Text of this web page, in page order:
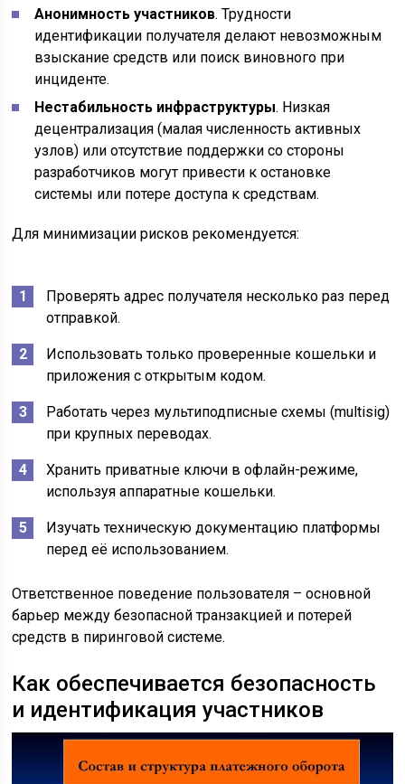
Анонимность участников. Трудности
идентификации получателя делают невозможным
взыскание средств или поиск виновного при
инциденте.
Нестабильность инфраструктуры. Низкая
децентрализация (малая численность активных
узлов) или отсутствие поддержки со стороны
разработчиков могут привести к остановке
системы или потере доступа к средствам.
Для минимизации рисков рекомендуется:
Проверять адрес получателя несколько раз перед
отправкой.
Использовать только проверенные кошельки и
приложения с открытым кодом.
Работать через мультиподписные схемы (multisig)
при крупных переводах.
Хранить приватные ключи в офлайн-режиме,
используя аппаратные кошельки.
Изучать техническую документацию платформы
перед её использованием.
Ответственное поведение пользователя – основной
барьер между безопасной транзакцией и потерей
средств в пиринговой системе.
Как обеспечивается безопасность
и идентификация участников